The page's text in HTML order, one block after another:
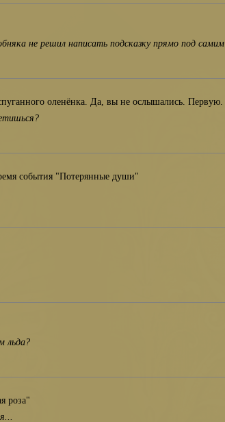
не решил написать подсказку прямо под самим
оленёнка. Да, вы не ослышались. Первую.
события "Потерянные души"
льда?
роза"